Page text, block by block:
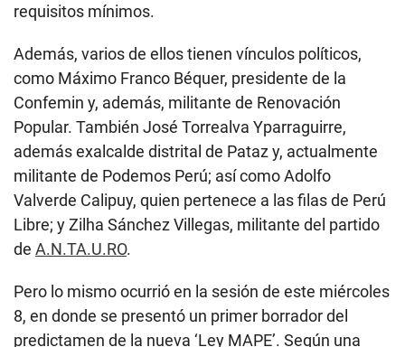
requisitos mínimos.
Además, varios de ellos tienen vínculos políticos,
como Máximo Franco Béquer, presidente de la
Confemin y, además, militante de Renovación
Popular. También José Torrealva Yparraguirre,
además exalcalde distrital de Pataz y, actualmente
militante de Podemos Perú; así como Adolfo
Valverde Calipuy, quien pertenece a las filas de Perú
Libre; y Zilha Sánchez Villegas, militante del partido
de A.N.TA.U.RO.
Pero lo mismo ocurrió en la sesión de este miércoles
8, en donde se presentó un primer borrador del
predictamen de la nueva ‘Ley MAPE’. Según una